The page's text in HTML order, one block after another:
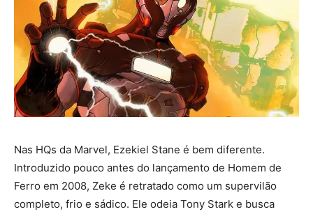
Nas HQs da Marvel, Ezekiel Stane é bem diferente.
Introduzido pouco antes do lançamento de Homem de
Ferro em 2008, Zeke é retratado como um supervilão
completo, frio e sádico. Ele odeia Tony Stark e busca